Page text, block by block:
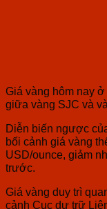
Giá vàng hôm nay
giữa vàng SJC và
Diễn biến ngược
bối cảnh giá vàng
USD/ounce, giảm
trước.
Giá vàng duy trì
cảnh Cục dự trữ